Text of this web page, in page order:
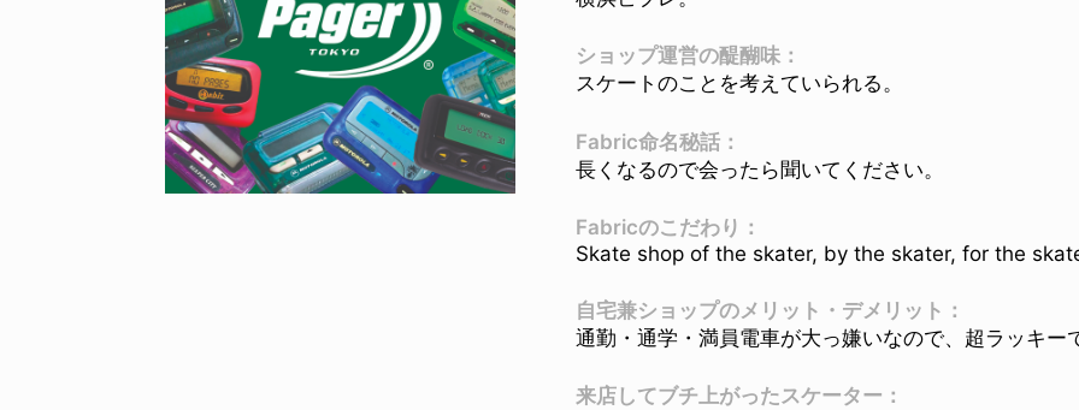
ショップ運営の醍醐味：
スケートのことを考えていられる。
Fabric命名秘話：
長くなるので会ったら聞いてください。
Fabricのこだわり：
Skate shop of the skater, by the skater, for the
自宅兼ショップのメリット・デメリット：
通勤・通学・満員電車が大っ嫌いなので、超ラッキー
来店してブチ上がったスケーター：